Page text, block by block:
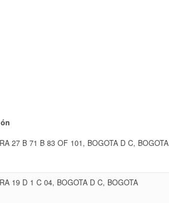
27 B 71 B 83 OF 101, BOGOTA D C, BOGOTA
19 D 1 C 04, BOGOTA D C, BOGOTA